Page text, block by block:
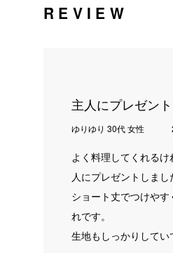
REVIEW
主人にプレゼント
ゆりゆり 30代 女性
よく料理してくれる
人にプレゼントしまし
ショート丈でつけや
れです。
生地もしっかりしてい